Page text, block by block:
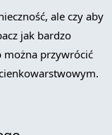
ale czy aby
jak bardzo
można przywrócić